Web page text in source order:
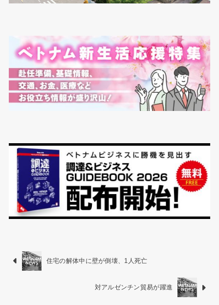
住宅の解体中に壁が倒壊、1人死亡
対アルゼンチン貿易が躍進